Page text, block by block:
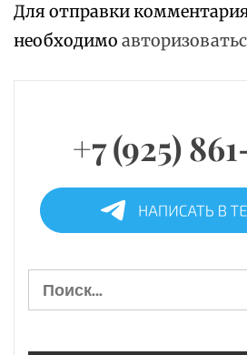
Для отправки
необходимо
+7 (925)
Найти: